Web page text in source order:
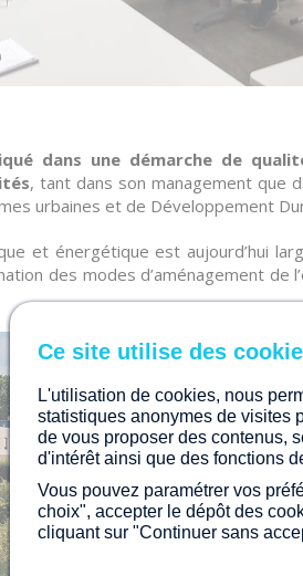
dans une démarche de
, tant dans son management que
urbaines et de Développement
et énergétique est aujourd’hui
des modes d’aménagement de
L'utilisation de cookies, nous
statistiques anonymes de visites
de vous proposer des contenus,
d'intérêt ainsi que des fonctions
Vous pouvez paramétrer vos
choix", accepter le dépôt des
cliquant sur "Continuer sans